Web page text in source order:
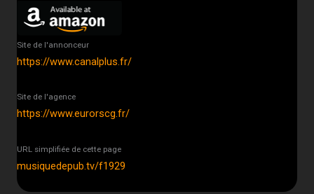
Site de l'annonceur
https://www.canalplus.fr/
Site de l'agence
https://www.eurorscg.fr/
URL simplifiée de cette page
musiquedepub.tv/f1929